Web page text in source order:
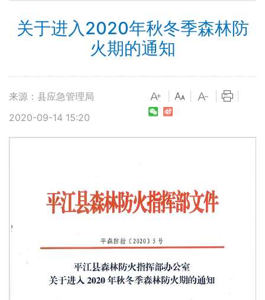
关于进入2020年秋冬季森林防
火期的通知
来源：县应急管理局
2020-09-14 15:20